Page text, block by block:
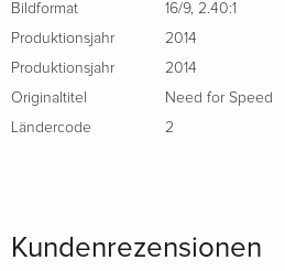
Bildformat
16/9, 2.40:1
Produktionsjahr
2014
Produktionsjahr
2014
Originaltitel
Need for Speed
Ländercode
2
Kundenrezensionen